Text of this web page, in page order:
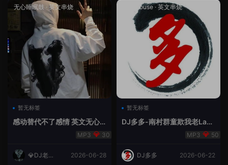
无心睡眠鼓 ·英文串烧
暂无标签
感动替代不了感情 英文无心
睡眠睡-小明同学remix
30
💎DJ老王
2026-06-28
Lak House· 英文串烧
暂无标签
DJ多多-南村群童欺我老Lak
50
DJ多多 2026-06-22